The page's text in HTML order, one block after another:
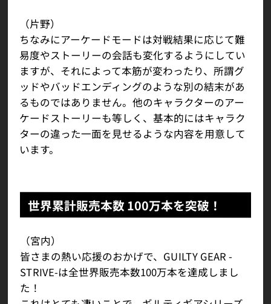
（片野）
ちなみにアーケードモードは対戦結果に応じて難
易度やストーリーの会話も変化するようにしてい
ますが、それによって本筋が変わったり、所謂グ
ッドやバッドエンディングのような別の結末があ
るものではありません。他のキャラクターのアー
ケードストーリーも等しく、基本的にはキャラク
ターの違った一面を見せるような内容を用意して
います。
世界累計販売本数 100万本を突破！
（宮内）
皆さまの熱い応援のおかげで、GUILTY GEAR -
STRIVE-は全世界販売本数100万本を達成しまし
た！